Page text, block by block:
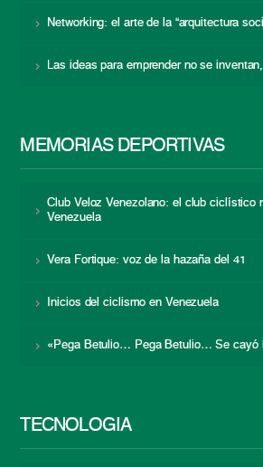
Networking: el arte de la “arquitectura
Las ideas para emprender no se
MEMORIAS DEPORTIVAS
Club Veloz Venezolano: el club ciclístico
Venezuela
Vera Fortique: voz de la hazaña del 41
Inicios del ciclismo en Venezuela
«Pega Betulio… Pega Betulio… Se cayó
TECNOLOGÍA